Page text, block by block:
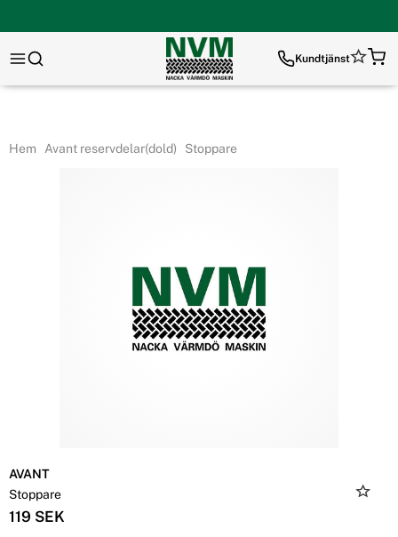
Kundtjänst
Hem Avant reservdelar(dold) Stoppare
AVANT
Stoppare
119 SEK